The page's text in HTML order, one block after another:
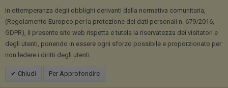
In ottemperanza degli obblighi derivanti dalla normativa comunitaria,
(Regolamento Europeo per la protezione dei dati personali n. 679/2016,
GDPR), il presente sito web rispetta e tutela la riservatezza dei visitatori e
degli utenti, ponendo in essere ogni sforzo possibile e proporzionato per
non ledere i diritti degli utenti.
Chiudi Per Approfondire